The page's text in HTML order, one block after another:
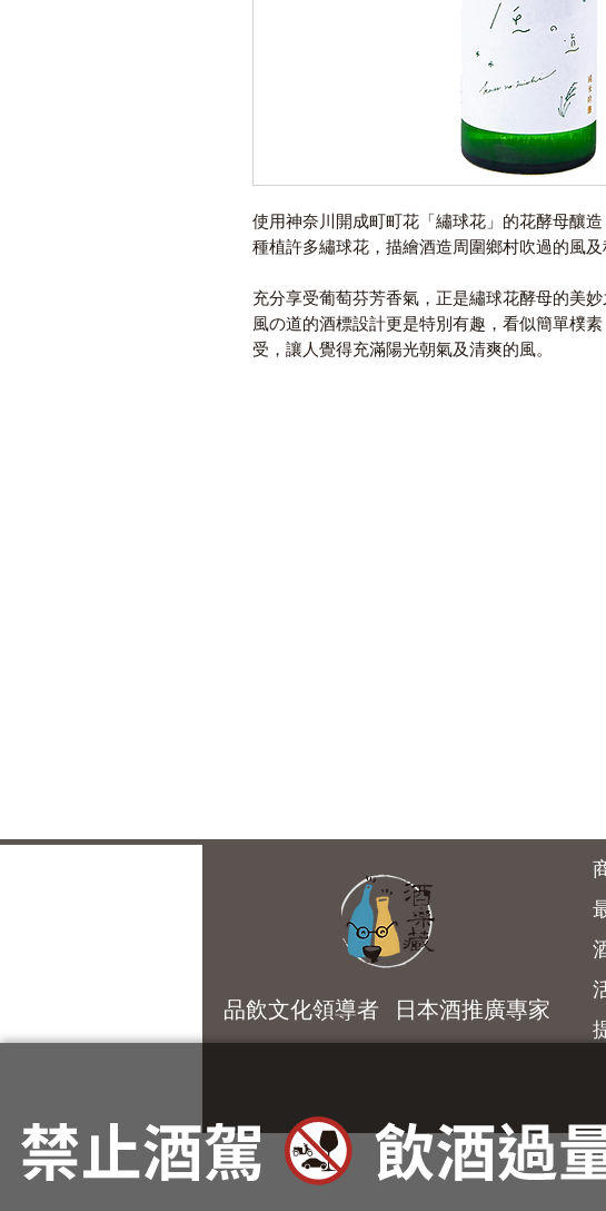
使用神奈川開成町町花「繡球花」的花酵母釀
種植許多繡球花，描繪酒造周圍鄉村吹過的風及
充分享受葡萄芬芳香氣，正是繡球花酵母的美妙
風の道的酒標設計更是特別有趣，看似簡單樸
受，讓人覺得充滿陽光朝氣及清爽的風。
品飲文化領導者 日本酒推廣專家